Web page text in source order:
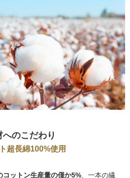
へのこだわり
超長綿100%使用
コットン生産量の僅か5% 、一本の繊